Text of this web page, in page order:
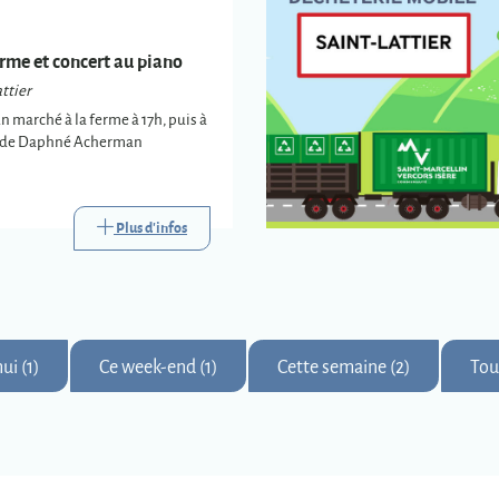
et concert au piano
marché à la ferme à 17h, puis à
Daphné Acherman
Plus d'infos
(1) Ce week-end (1) Cette semaine (2)